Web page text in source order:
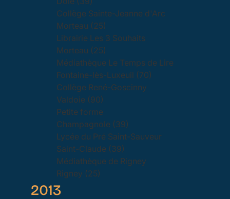
Collège Sainte-Jeanne d'Arc
Morteau (25)
Librairie Les 3 Souhaits
Morteau (25)
Médiathèque Le Temps de Lire
Fontaine-lès-Luxeuil (70)
Collège René-Goscinny
Valdoie (90)
Petite forme
Champagnole (39)
Lycée du Pré Saint-Sauveur
Saint-Claude (39)
Médiathèque de Rigney
Rigney (25)
2013